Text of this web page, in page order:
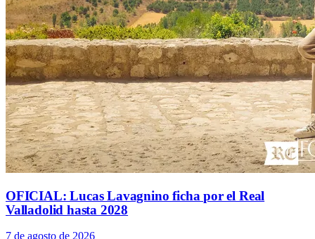
OFICIAL: Lucas Lavagnino ficha por el Real
Valladolid hasta 2028
7 de agosto de 2026